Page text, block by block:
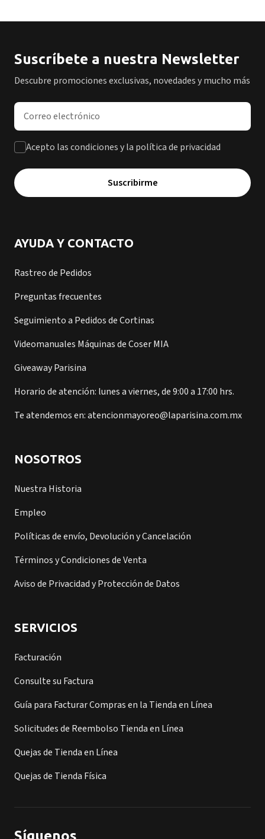
Suscríbete a nuestra Newsletter
Descubre promociones exclusivas, novedades y mucho más
Dirección de correo electrónico
Acepto las condiciones y la política de privacidad
Suscribirme
AYUDA Y CONTACTO
Rastreo de Pedidos
Preguntas frecuentes
Seguimiento a Pedidos de Cortinas
Videomanuales Máquinas de Coser MIA
Giveaway Parisina
Horario de atención: lunes a viernes, de 9:00 a 17:00 hrs.
Te atendemos en: atencionmayoreo@laparisina.com.mx
NOSOTROS
Nuestra Historia
Empleo
Políticas de envío, Devolución y Cancelación
Términos y Condiciones de Venta
Aviso de Privacidad y Protección de Datos
SERVICIOS
Facturación
Consulte su Factura
Guía para Facturar Compras en la Tienda en Línea
Solicitudes de Reembolso Tienda en Línea
Quejas de Tienda en Línea
Quejas de Tienda Física
Síguenos